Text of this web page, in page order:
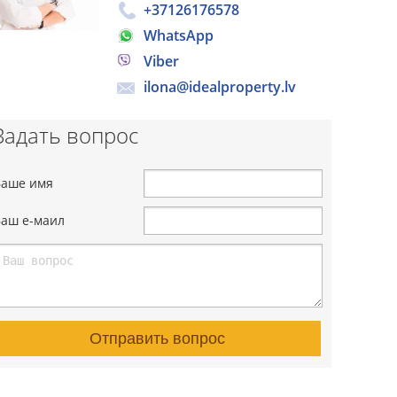
+37126176578
WhatsApp
Viber
ilona@idealproperty.lv
вопрос
имя
е-маил
Отправить вопрос